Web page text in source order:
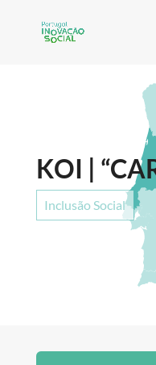
KOI |
Inclusão Social